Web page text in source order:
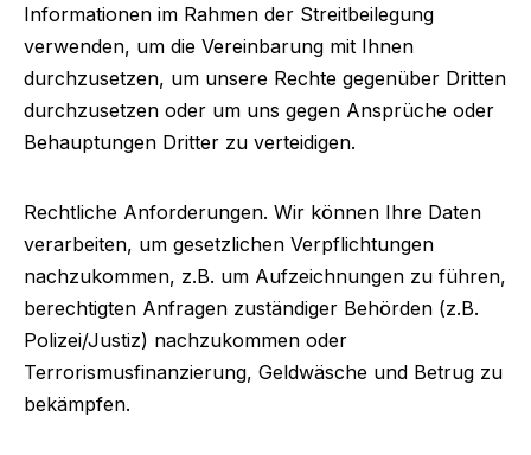
Informationen im Rahmen der Streitbeilegung
verwenden, um die Vereinbarung mit Ihnen
durchzusetzen, um unsere Rechte gegenüber Dritten
durchzusetzen oder um uns gegen Ansprüche oder
Behauptungen Dritter zu verteidigen.
Rechtliche Anforderungen. Wir können Ihre Daten
verarbeiten, um gesetzlichen Verpflichtungen
nachzukommen, z.B. um Aufzeichnungen zu führen,
berechtigten Anfragen zuständiger Behörden (z.B.
Polizei/Justiz) nachzukommen oder
Terrorismusfinanzierung, Geldwäsche und Betrug zu
bekämpfen.